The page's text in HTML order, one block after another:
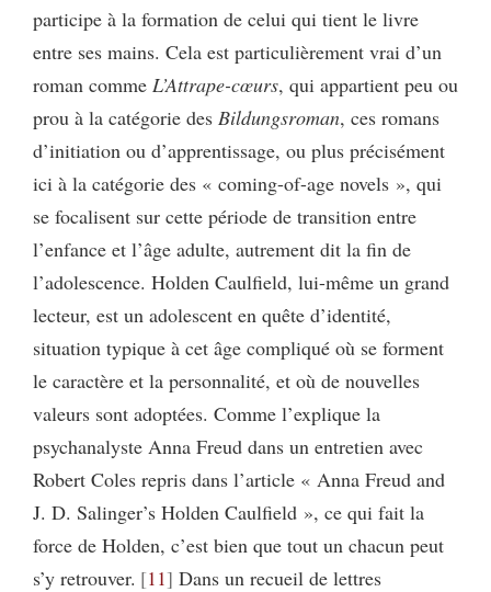
participe à la formation de celui qui tient le livre
entre ses mains. Cela est particulièrement vrai d’un
roman comme L’Attrape-cœurs, qui appartient peu ou
prou à la catégorie des Bildungsroman, ces romans
d’initiation ou d’apprentissage, ou plus précisément
ici à la catégorie des « coming-of-age novels », qui
se focalisent sur cette période de transition entre
l’enfance et l’âge adulte, autrement dit la fin de
l’adolescence. Holden Caulfield, lui-même un grand
lecteur, est un adolescent en quête d’identité,
situation typique à cet âge compliqué où se forment
le caractère et la personnalité, et où de nouvelles
valeurs sont adoptées. Comme l’explique la
psychanalyste Anna Freud dans un entretien avec
Robert Coles repris dans l’article « Anna Freud and
J. D. Salinger’s Holden Caulfield », ce qui fait la
force de Holden, c’est bien que tout un chacun peut
s’y retrouver. 11 Dans un recueil de lettres